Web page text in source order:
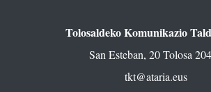
Tolosaldeko Komunikazio
San Esteban, 20 Tolosa
tkt@ataria.eus